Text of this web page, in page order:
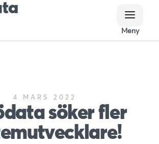
Meny
4 MARS 2022
söker fler